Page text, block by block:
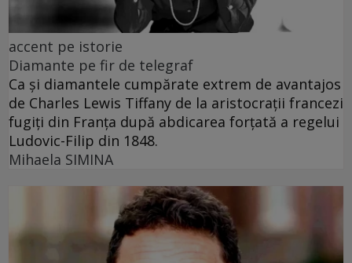
accent pe istorie
Diamante pe fir de telegraf
Ca și diamantele cumpărate extrem de avantajos
de Charles Lewis Tiffany de la aristocrații francezi
fugiți din Franța după abdicarea forțată a regelui
Ludovic-Filip din 1848.
Mihaela SIMINA